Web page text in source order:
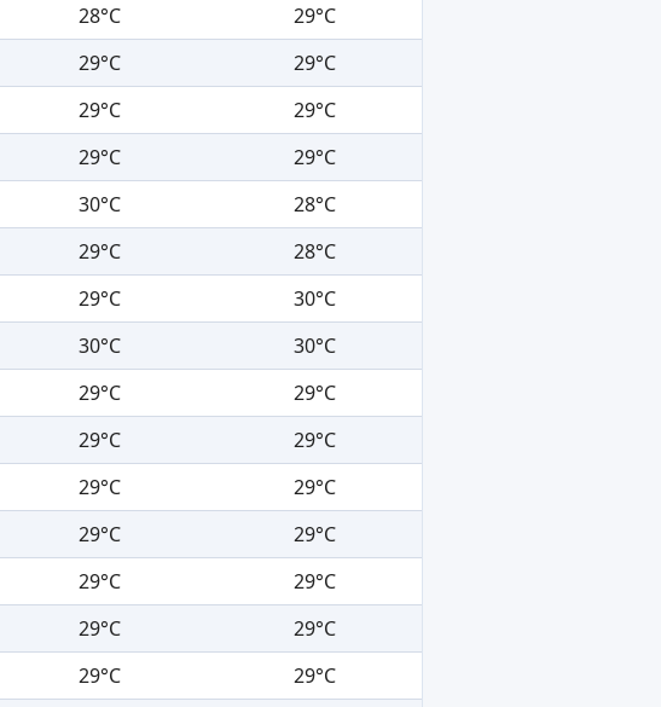
28°C
29°C
29°C
29°C
29°C
29°C
29°C
29°C
30°C
28°C
29°C
28°C
29°C
30°C
30°C
30°C
29°C
29°C
29°C
29°C
29°C
29°C
29°C
29°C
29°C
29°C
29°C
29°C
29°C
29°C